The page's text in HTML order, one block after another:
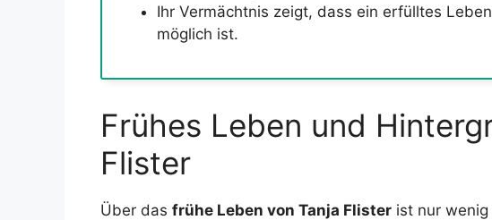
Ihr Vermächtnis zeigt, dass ein erfülltes
möglich ist.
Frühes Leben und
Flister
Über das frühe Leben von Tanja Flister ist nur